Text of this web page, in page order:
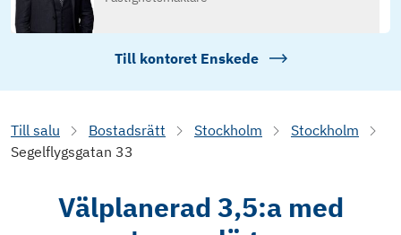
Till kontoret Enskede
Till salu Bostadsrätt Stockholm
Stockholm
Segelflygsgatan 33
Välplanerad 3,5:a med